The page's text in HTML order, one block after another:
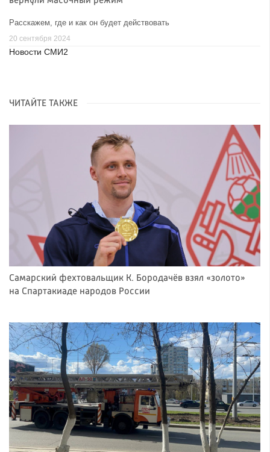
Расскажем, где и как он будет действовать
20 сентября 2024
Новости СМИ2
ЧИТАЙТЕ ТАКЖЕ
Самарский фехтовальщик К. Бородачёв взял «золото»
на Спартакиаде народов России